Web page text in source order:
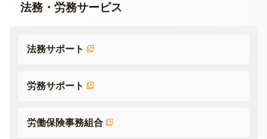
法務・労務サービス
法務サポート
労務サポート
労働保険事務組合